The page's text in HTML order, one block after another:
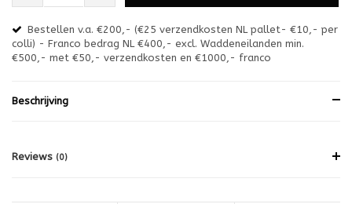
Bestellen v.a. €200,- (€25 verzendkosten NL pallet- €10,- per
colli) - Franco bedrag NL €400,- excl. Waddeneilanden min.
€500,- met €50,- verzendkosten en €1000,- franco
Beschrijving
Reviews (0)